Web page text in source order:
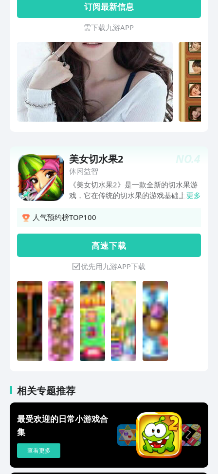
订阅最新信息
需 下 载 九 游 A P P
NO.4
美女切水果2
休闲益智
《美女切水果2》是一款全新的切水果游
戏，它在传统的切水果的游戏基础上增加
和丰富的武器供你选择，供你应对千变万
更多
人气预约榜TOP100
高 速 下 载
优先用九游APP下载
相关专题推荐
最受欢迎的日常小游戏合
集
查看更多